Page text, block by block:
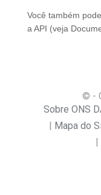
Você também
a API (veja
© -
Sobre ONS
Mapa do